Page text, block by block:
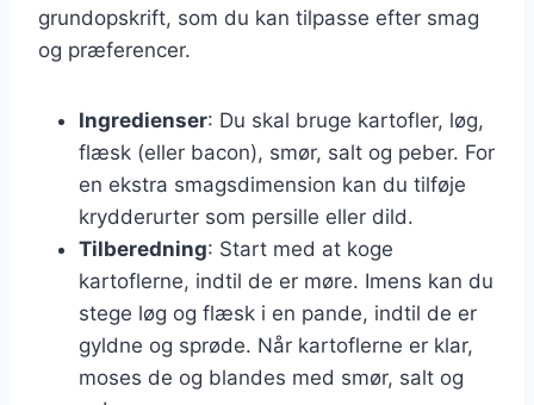
grundopskrift, som du kan tilpasse efter smag
og præferencer.
Ingredienser: Du skal bruge kartofler, løg,
flæsk (eller bacon), smør, salt og peber. For
en ekstra smagsdimension kan du tilføje
krydderurter som persille eller dild.
Tilberedning: Start med at koge
kartoflerne, indtil de er møre. Imens kan du
stege løg og flæsk i en pande, indtil de er
gyldne og sprøde. Når kartoflerne er klar,
moses de og blandes med smør, salt og